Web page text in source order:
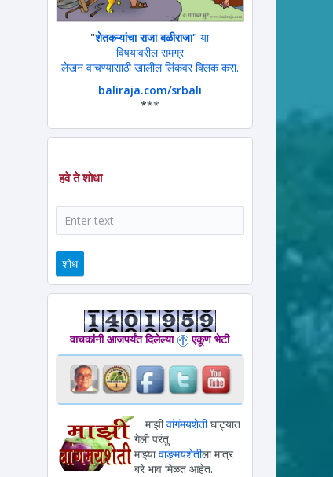
"शेतकऱ्यांचा राजा बळीराजा" या
विषयावरील समग्र
लेखन वाचण्यासाठी खालील लिंकवर क्लिक करा.
baliraja.com/srbali
***
हवे ते शोधा
शोध
वाचकांनी आजपर्यंत दिलेल्या एकूण भेटी
माझीवांगंमयशेतीघाट्यात
गेली परंतु
माझ्यावाङ्मयशेतीला मात्र
बरे भाव मिळत आहेत.